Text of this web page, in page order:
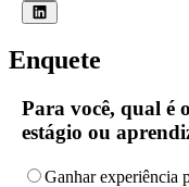
Enquete
Para você, qual é
estágio ou
Ganhar experiência